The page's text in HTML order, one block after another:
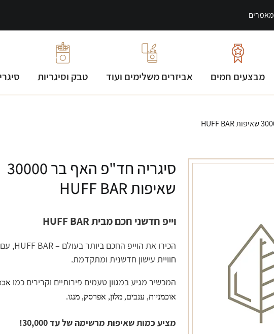
מאמרים
מבצעים חמים אביזרים משלימים ועוד טבק וסיגריות
סיגריה חד"פ האף בר 30000
שאיפות HUFF BAR
וייפ חדשני חכם מבית HUFF BAR
הכירו את הוייפ החכם ביותר בעולם – HUFF BAR, עם
חוויית עישון חדשנית ומתקדמת.
המכשיר מגיע במגוון טעמים פירותיים וקרירים כמו
אוכמניות, ענבים, מלון, אפרסק, מנגו.
מציע כמות שאיפות מרשימה של עד 30,000!